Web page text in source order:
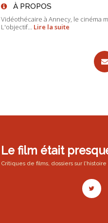
À PROPOS
Vidéothécaire à Annecy, le cinéma
L'objectif... Lire la suite
Le film était
Critiques de films, dossiers sur